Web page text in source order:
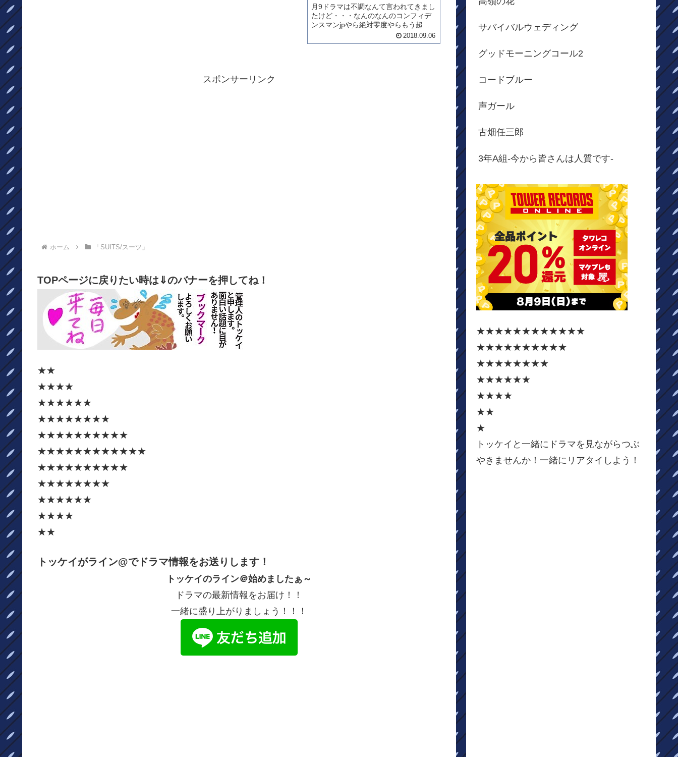
月9ドラマは不調なんて言われてきまし
たけど・・・なんのなんのコンフィデ
ンスマンjpやら絶対零度やらもう超楽
しい作品目白押しです。そして、2018
年10月スタートの月9ドラマは・・・
2018.09.06
スポンサーリンク
ホーム 「SUITS/スーツ」
TOPページに戻りたい時は⇓のバナーを押してね！
★★
★★★★
★★★★★★
★★★★★★★★
★★★★★★★★★★
★★★★★★★★★★★★
★★★★★★★★★★
★★★★★★★★
★★★★★★
★★★★
★★
トッケイがライン@でドラマ情報をお送りします！
トッケイのライン＠始めましたぁ～
ドラマの最新情報をお届け！！
一緒に盛り上がりましょう！！！
サバイバルウェディング
グッドモーニングコール2
コードブルー
声ガール
古畑任三郎
3年A組-今から皆さんは人質です-
★★★★★★★★★★★★
★★★★★★★★★★
★★★★★★★★
★★★★★★
★★★★
★★
★
トッケイと一緒にドラマを見ながらつぶ
やきませんか！一緒にリアタイしよう！